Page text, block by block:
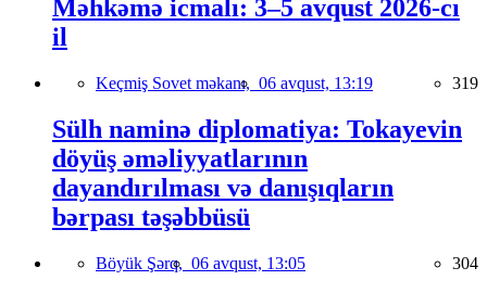
Məhkəmə icmalı: 3–5 avqust 2026-cı
il
Keçmiş Sovet məkanı, 06 avqust, 13:19 319
Sülh naminə diplomatiya: Tokayevin
döyüş əməliyyatlarının
dayandırılması və danışıqların
bərpası təşəbbüsü
Böyük Şərq, 06 avqust, 13:05 304